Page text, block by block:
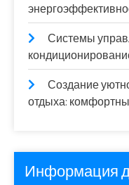
Системы
Создание
отдыха:
Информация